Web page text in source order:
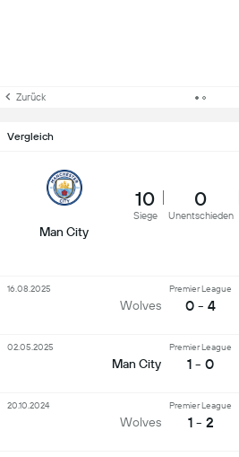
Zurück
Vergleich
Man City
10
Siege
0
Unentschieden
Wolves
Premier League
0 - 4
16.08.2025
Man City
Premier League
1 - 0
02.05.2025
Wolves
Premier League
1 - 2
20.10.2024